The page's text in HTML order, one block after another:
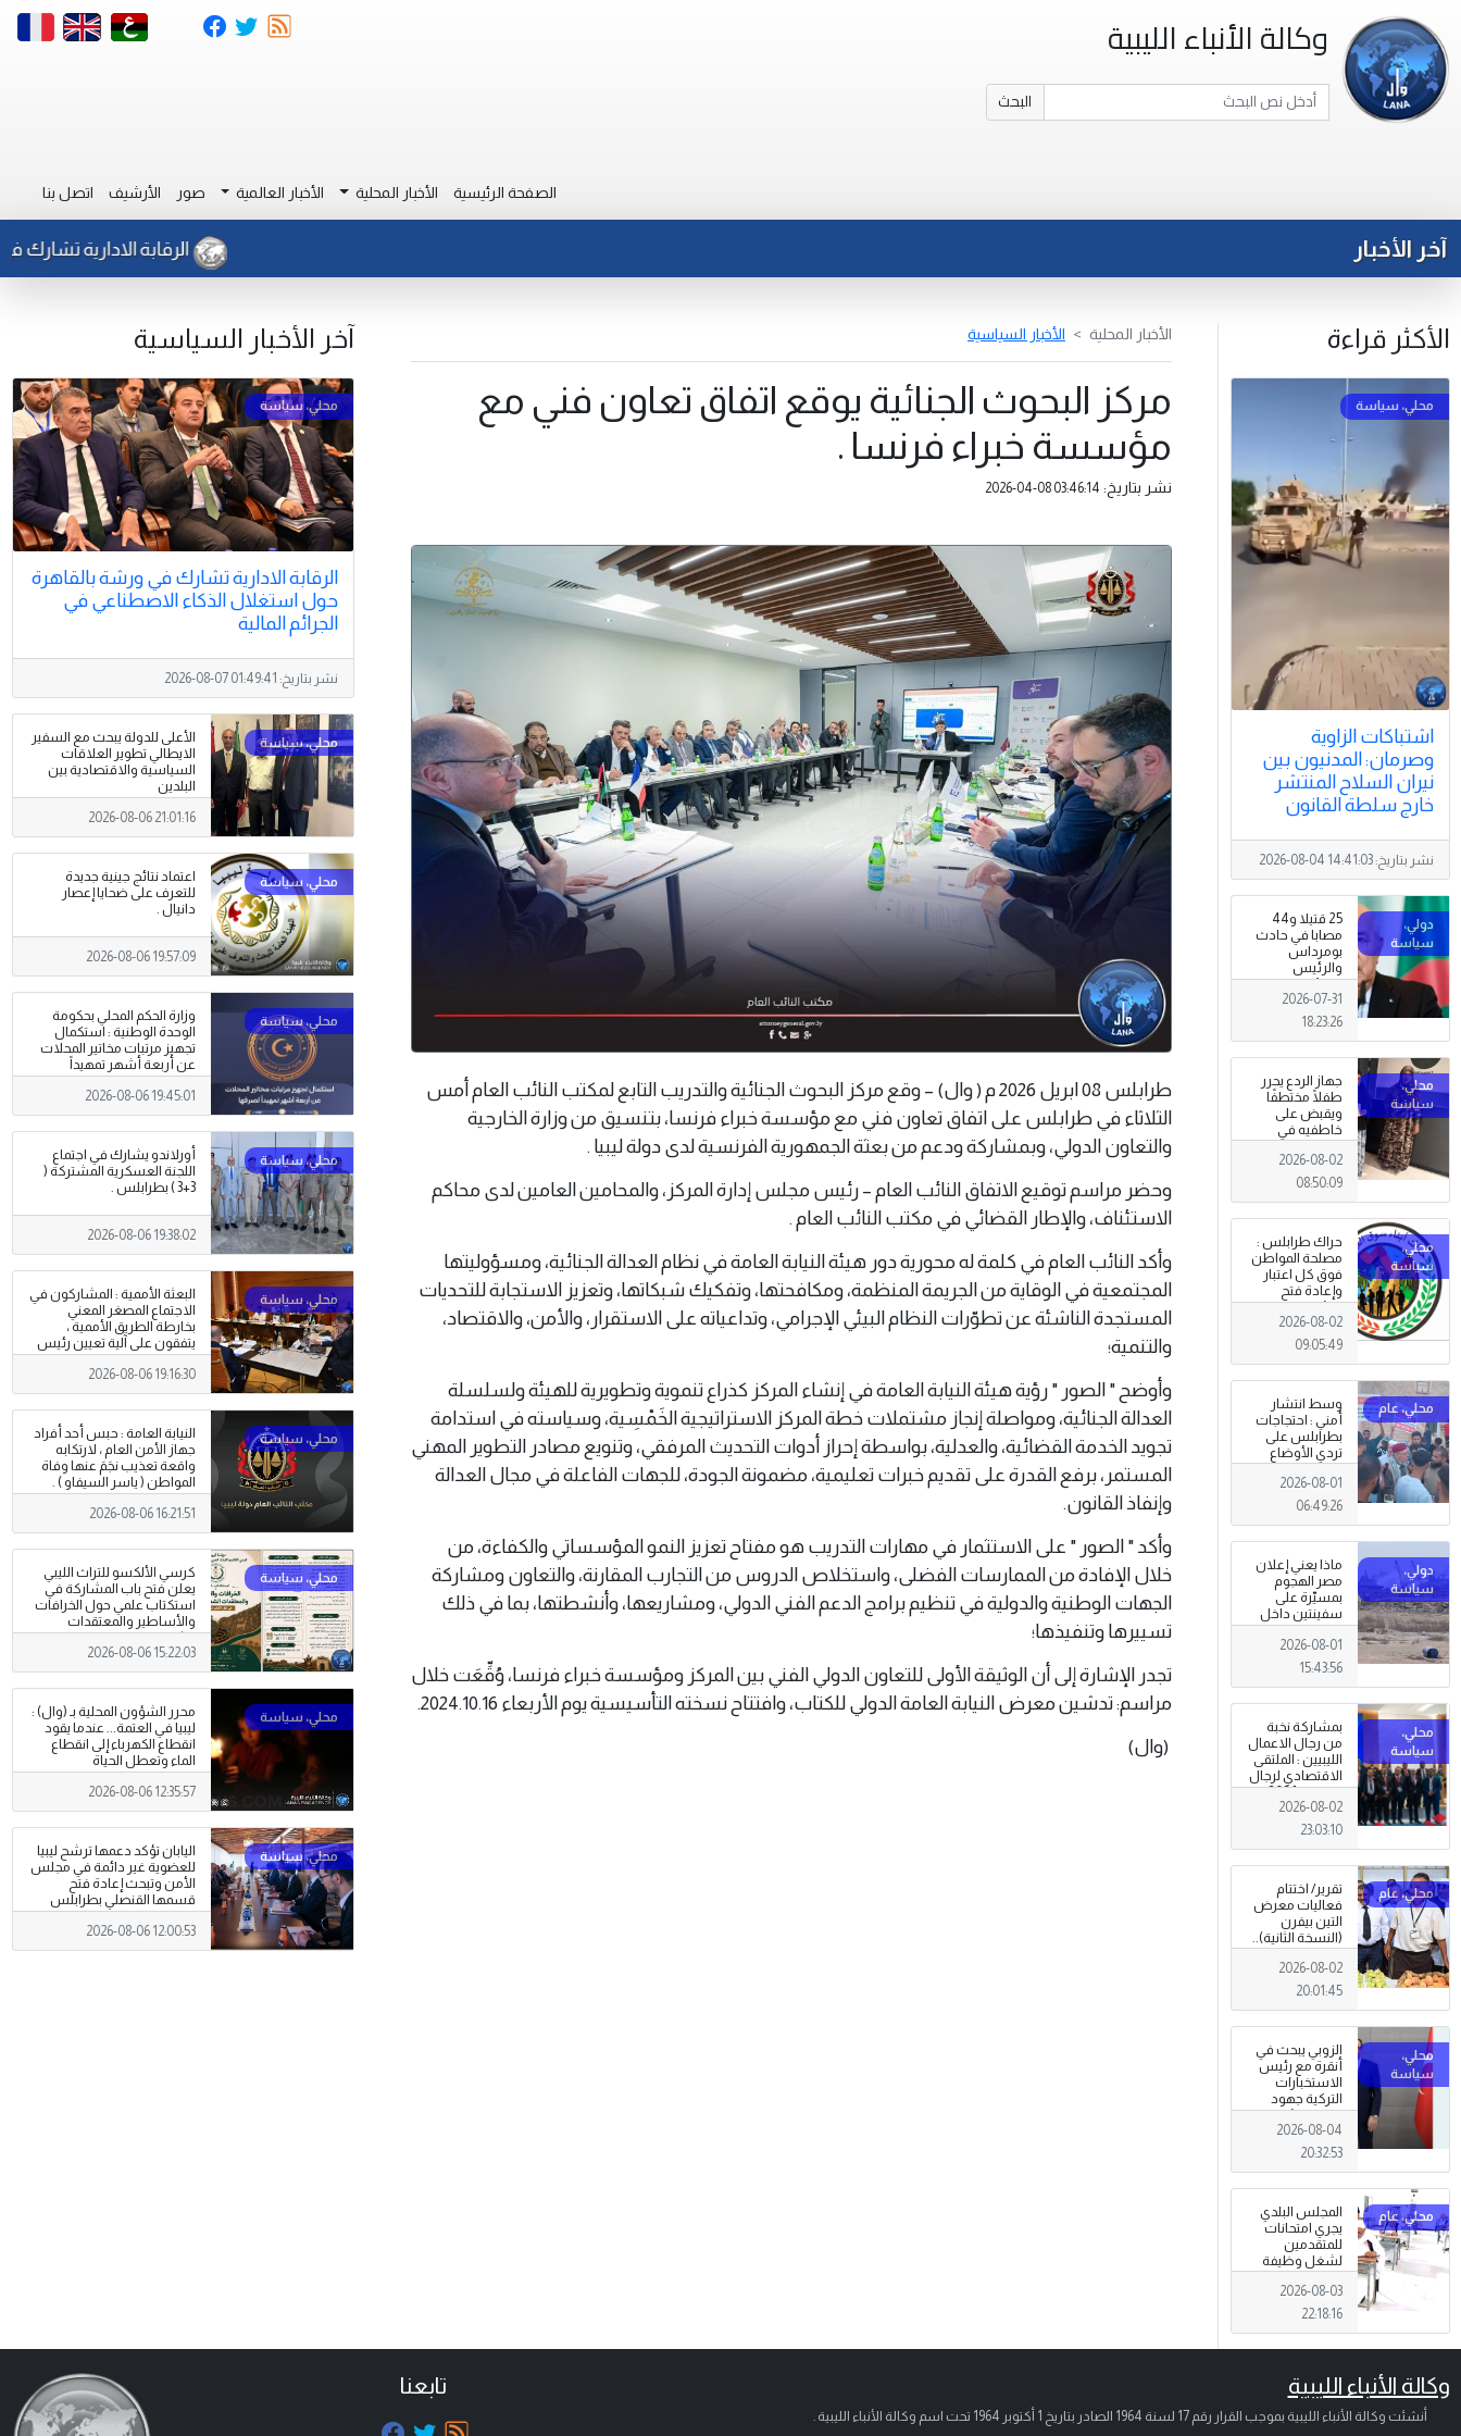
وكالة الأنباء الليبية
البحث
الصفحة الرئيسية الأخبار المحلية الأخبار العالمية صور الأرشيف اتصل بنا
آخر الأخبار الرقابة الادارية تشارك في
الأكثر قراءة
اشتباكات الزاوية
وصرمان: المدنيون بين
نيران السلاح المنتشر
خارج سلطة القانون
نشر بتاريخ:2026-08-04 14:41:03
25 قتيلا و44
مصابا في حادث
بومرداس
والرئيس
الجزائري يعلن
الحداد .
2026-07-31
18:23:26
جهاز الردع يحرر
طفلًا مختطفًا
ويقبض على
خاطفيه في
طرابلس
2026-08-02
08:50:09
حراك طرابلس :
مصلحة المواطن
فوق كل اعتبار
وإعادة فتح
المؤسسات
جاءت استجابةً
للإرادة الشعبية
2026-08-02
09:05:49
وسط انتشار
أمني : احتجاجات
بطرابلس على
تردي الأوضاع
المعيشية وتدني
الخدمات العامة .
2026-08-01
06:49:26
ماذا يعني إعلان
مصر الهجوم
بمسيّرة على
سفينتين داخل
ميناء دمياط؟
(قراءة تحليلية)
2026-08-01
15:43:56
بمشاركة نخبة
من رجال الاعمال
الليبيين : الملتقى
الاقتصادي لرجال
الاعمال 2026
تبدأ فعاليات
بمدينة سرت .
2026-08-02
23:03:10
تقرير/ اختتام
فعاليات معرض
التين بيفرن
(النسخة الثانية)..
تظاهرة وطنية
وصمود
للمزارعين في
2026-08-02
20:01:45
الزوبي يبحث في
أنقرة مع رئيس
الاستخبارات
التركية جهود
توحيد المؤسسة
العسكرية على
أسس مهنية
2026-08-04
20:32:53
المجلس البلدي
يجري امتحانات
للمتقدمين
لشغل وظيفة
مختار محلة .
2026-08-03
22:18:16
الأخبار المحلية الأخبار السياسية
مركز البحوث الجنائية يوقع اتفاق تعاون فني مع
مؤسسة خبراء فرنسا .
نشر بتاريخ: 2026-04-08 03:46:14
طرابلس 08 ابريل 2026 م ( وال) – وقع مركز البحوث الجنائية والتدريب التابع لمكتب النائب العام أمس
الثلاثاء في طرابلس على اتفاق تعاون فني مع مؤسسة خبراء فرنسا، بتنسيق من وزارة الخارجية
والتعاون الدولي، وبمشاركة ودعم من بعثة الجمهورية الفرنسية لدى دولة ليبيا .
وحضر مراسم توقيع الاتفاق النائب العام – رئيس مجلس إدارة المركز، والمحامين العامين لدى محاكم
الاستئناف، والإطار القضائي في مكتب النائب العام .
وأكد النائب العام في كلمة له محورية دور هيئة النيابة العامة في نظام العدالة الجنائية، ومسؤوليتها
المجتمعية في الوقاية من الجريمة المنظمة، ومكافحتها، وتفكيك شبكاتها، وتعزيز الاستجابة للتحديات
المستجدة الناشئة عن تطوّرات النظام البيئي الإجرامي، وتداعياته على الاستقرار، والأمن، والاقتصاد،
والتنمية؛
وأوضح " الصور " رؤية هيئة النيابة العامة في إنشاء المركز كذراع تنموية وتطويرية للهيئة ولسلسلة
العدالة الجنائية، ومواصلة إنجاز مشتملات خطة المركز الاستراتيجية الخَمْسِية، وسياسته في استدامة
تجويد الخدمة القضائية، والعدلية، بواسطة إحراز أدوات التحديث المرفقي، وتنويع مصادر التطوير المهني
المستمر، برفع القدرة على تقديم خبرات تعليمية، مضمونة الجودة، للجهات الفاعلة في مجال العدالة
وإنفاذ القانون.
وأكد " الصور " على الاستثمار في مهارات التدريب هو مفتاح تعزيز النمو المؤسساتي والكفاءة، من
خلال الإفادة من الممارسات الفضلى، واستخلاص الدروس من التجارب المقارنة، والتعاون ومشاركة
الجهات الوطنية والدولية في تنظيم برامج الدعم الفني الدولي، ومشاريعها، وأنشطتها، بما في ذلك
تسييرها وتنفيذها؛
تجدر الإشارة إلى أن الوثيقة الأولى للتعاون الدولي الفني بين المركز ومؤسسة خبراء فرنسا، وُقِّعَت خلال
مراسم: تدشين معرض النيابة العامة الدولي للكتاب، وافتتاح نسخته التأسيسية يوم الأربعاء 2024.10.16.
(وال)
آخر الأخبار السياسية
الرقابة الادارية تشارك في ورشة بالقاهرة
حول استغلال الذكاء الاصطناعي في
الجرائم المالية
نشر بتاريخ: 2026-08-07 01:49:41
الأعلى للدولة يبحث مع السفير
الايطالي تطوير العلاقات
السياسية والاقتصادية بين
البلدين
2026-08-06 21:01:16
اعتماد نتائج جينية جديدة
للتعرف على ضحايا إعصار
دانيال .
2026-08-06 19:57:09
وزارة الحكم المحلي بحكومة
الوحدة الوطنية : استكمال
تجهيز مرتبات مخاتير المحلات
عن أربعة أشهر تمهيداً
لصرفها .
2026-08-06 19:45:01
أورلاندو يشارك في اجتماع
اللجنة العسكرية المشتركة (
3+3 ) بطرابلس .
2026-08-06 19:38:02
البعثة الأممية : المشاركون في
الاجتماع المصغر المعني
بخارطة الطريق الأممية ،
يتفقون على آلية تعيين رئيس
مفوضية الانتخابات
2026-08-06 19:16:30
النيابة العامة : حبس أحد أفراد
جهاز الأمن العام ، لارتكابه
واقعة تعذيب نجَمَ عنها وفاة
المواطن ( ياسر السيفاو ) .
2026-08-06 16:21:51
كرسي الألكسو للتراث الليبي
يعلن فتح باب المشاركة في
استكتاب علمي حول الخرافات
والأساطير والمعتقدات
الشعبية
2026-08-06 15:22:03
محرر الشؤون المحلية بـ (وال) :
ليبيا في العتمة... عندما يقود
انقطاع الكهرباء إلى انقطاع
الماء وتعطل الحياة
2026-08-06 12:35:57
اليابان تؤكد دعمها ترشح ليبيا
للعضوية غير دائمة في مجلس
الأمن وتبحث إعادة فتح
قسمها القنصلي بطرابلس
2026-08-06 12:00:53
وكالة الأنباء الليبية
أنشئت وكالة الأنباء الليبية بموجب القرار رقم 17 لسنة 1964 الصادر بتاريخ 1 أكتوبر 1964 تحت اسم وكالة الأنباء الليبية .
تابعنا